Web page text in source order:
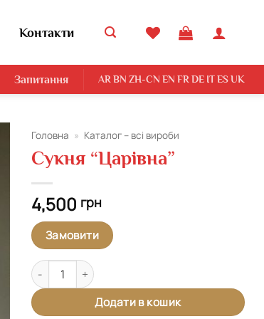
Контакти
Запитання AR BN ZH-CN EN FR DE IT ES UK
Головна » Каталог – всі вироби
Сукня “Царівна”
4,500 грн
Замовити
Сукня "Царівна" кількість
Додати в кошик